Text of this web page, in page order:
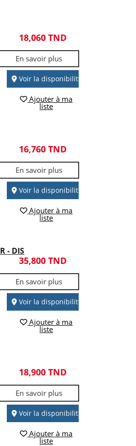
18,060 TND
En savoir plus
Voir la disponibilité
Ajouter à ma
liste
16,760 TND
En savoir plus
Voir la disponibilité
Ajouter à ma
liste
- DIS
35,800 TND
En savoir plus
Voir la disponibilité
Ajouter à ma
liste
18,900 TND
En savoir plus
Voir la disponibilité
Ajouter à ma
liste